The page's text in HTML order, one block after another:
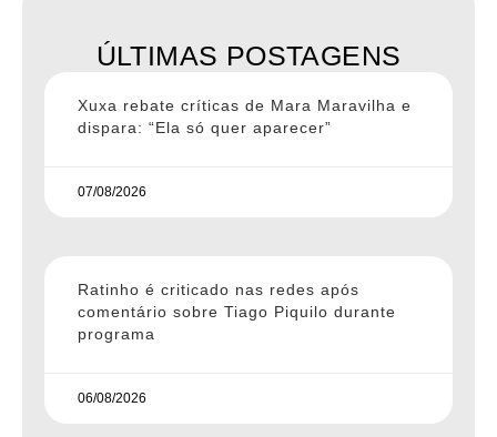
ÚLTIMAS POSTAGENS
Xuxa rebate críticas de Mara Maravilha e
dispara: “Ela só quer aparecer”
07/08/2026
Ratinho é criticado nas redes após
comentário sobre Tiago Piquilo durante
programa
06/08/2026